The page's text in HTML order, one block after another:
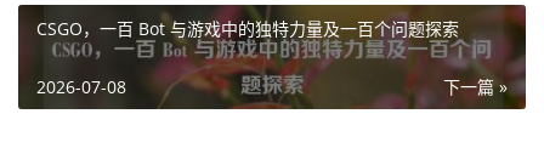
在复杂的战场环境中,也能轻松应对多个方向的敌人。
在实战中，黄金生化勾常常能创造出意想不到的战绩，比如
当玩家被一群生化幽灵围攻时，借助黄金生化勾的拉扯，瞬
CSGO，一百 Bot 与游戏中的独特力量及一百个问题探索
下一篇 »
2026-07-08